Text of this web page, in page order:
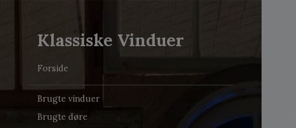
Klassiske Vinduer
Forside
Brugte vinduer
Brugte døre